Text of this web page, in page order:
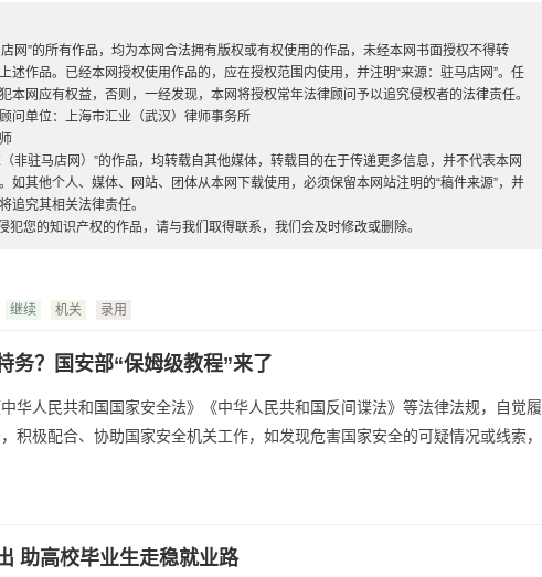
网”的所有作品，均为本网合法拥有版权或有权使用的作品，未经本网书面授权不得转
述作品。已经本网授权使用作品的，应在授权范围内使用，并注明“来源：驻马店网”。任
本网应有权益，否则，一经发现，本网将授权常年法律顾问予以追究侵权者的法律责任。
问单位：上海市汇业（武汉）律师事务所
非驻马店网）”的作品，均转载自其他媒体，转载目的在于传递更多信息，并不代表本网
如其他个人、媒体、网站、团体从本网下载使用，必须保留本网站注明的“稿件来源”，并
追究其相关法律责任。
犯您的知识产权的作品，请与我们取得联系，我们会及时修改或删除。
继续 机关 录用
务？国安部“保姆级教程”来了
华人民共和国国家安全法》《中华人民共和国反间谍法》等法律法规，自觉履
积极配合、协助国家安全机关工作，如发现危害国家安全的可疑情况或线索，
助高校毕业生走稳就业路